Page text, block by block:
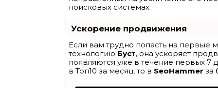
поисковых системах.
Ускорение продвижения
Если вам трудно попасть на первые
технологию Буст, она ускоряет
появляются уже в течение первых 7
в Топ10 за месяц, то в SeoHammer за